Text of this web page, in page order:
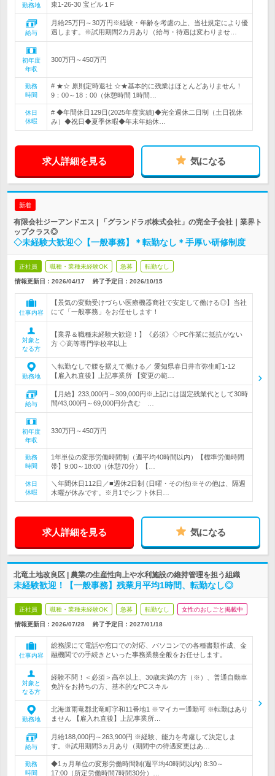
勤務地
東1-26-30 宝ビル１F
給与
月給25万円～30万円※経験・年齢を考慮の上、当社規定により優
遇します。※試用期間2カ月あり（給与・待遇は変わりませ…
初年度
年収
300万円～450万円
勤務
時間
# ★☆ 原則定時退社 ☆★基本的に残業はほとんどありません！
9：00～18：00（休憩時間 1時間…
休日
休暇
# ◆年間休日129日(2025年度実績)◆完全週休二日制（土日祝休
み）◆祝日◆夏季休暇◆年末年始休…
求人詳細を見る 気になる
新着
有限会社ジーアンドエス | 「グランドラボ株式会社」の完全子会社｜業界ト
ップクラス◎
◇未経験大歓迎◇【一般事務】＊転勤なし＊手厚い研修制度
正社員 職種・業種未経験OK 急募 転勤なし
情報更新日：2026/04/17 終了予定日： 2026/10/15
仕事内容
【景気の変動受けづらい医療機器商社で安定して働ける◎】当社
にて「一般事務」をお任せします！
対象と
なる方
【業界＆職種未経験大歓迎！】《必須》◇PC作業に抵抗がない
方 ◇高等専門学校卒以上
勤務地
＼転勤なしで腰を据えて働ける／ 愛知県春日井市弥生町1-12
【雇入れ直後】上記事業所 【変更の範…
給与
【月給】233,000円～309,000円※上記には固定残業代として30時
間/43,000円～69,000円分含む …
初年度
年収
330万円～450万円
勤務
時間
1年単位の変形労働時間制（週平均40時間以内）【標準労働時間
帯】9:00～18:00（休憩70分）【…
休日
休暇
＼年間休日112日／■週休2日制 (日曜・その他)※その他は、隔週
木曜が休みです。※月1でシフト休日…
求人詳細を見る 気になる
北竜土地改良区 | 農業の生産性向上や水利施設の維持管理を担う組織
未経験歓迎！【一般事務】残業月平均1時間、転勤なし◎
正社員 職種・業種未経験OK 急募 転勤なし 女性のおしごと掲載中
情報更新日：2026/07/28 終了予定日： 2027/01/18
仕事内容
総務課にて電話や窓口での対応、パソコンでの各種書類作成、金
融機関での手続きといった事務業務全般をお任せします。
対象と
なる方
経験不問！＜必須＞高卒以上、30歳未満の方（※）、普通自動車
免許をお持ちの方、基本的なPCスキル
勤務地
北海道雨竜郡北竜町字和11番地1 ※マイカー通勤可 ※転勤はあり
ません 【雇入れ直後】上記事業所…
給与
月給188,000円～263,900円 ※経験、能力を考慮して決定しま
す。※試用期間3ヵ月あり（期間中の待遇変更はあ…
勤務
時間
◆1ヵ月単位の変形労働時間制(週平均40時間以内) 8:30～
17:00（所定労働時間7時間30分）…